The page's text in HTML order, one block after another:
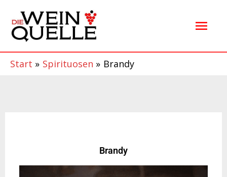
Inhalt
springen
Start Spirituosen Brandy
Brandy